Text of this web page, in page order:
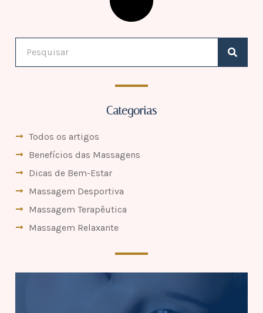
Categorias
Todos os artigos
Benefícios das Massagens
Dicas de Bem-Estar
Massagem Desportiva
Massagem Terapêutica
Massagem Relaxante